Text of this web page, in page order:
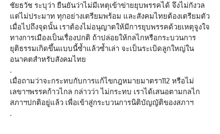
ชัยธวัช ระบุว่า ยืนยันว่าไม่มีเหตุเข้าข่ายยุบพรรคได้ จึงไม่กังวล
แต่ไม่ประมาท ทุกอย่างเตรียมพร้อม และสังคมไทยต้องเตรียมตัว
เมื่อไปถึงจุดนั้น เราต้องไม่อนุญาตให้มีการยุบพรรคด้วยเหตุจูงใจ
ทางการเมืองเป็นเรื่องปกติ ถ้าปล่อยให้กลไกหรือกระบวนการ
ยุติธรรมเกิดขึ้นแบบนี้ซ้ำแล้วซ้ำเล่า จะเป็นระเบิดลูกใหญ่ใน
อนาคตสำหรับสังคมไทย
.
เมื่อถามว่าจะกระทบกับการแก้ไขกฎหมายมาตรา112 หรือไม่
เลขาฯพรรคก้าวไกล กล่าวว่า ไม่กระทบ เราได้เสนอตามกลไก
สภาฯปกติอยู่แล้ว เพื่อเข้าสู่กระบวนการนิติบัญญัติของสภาฯ
.